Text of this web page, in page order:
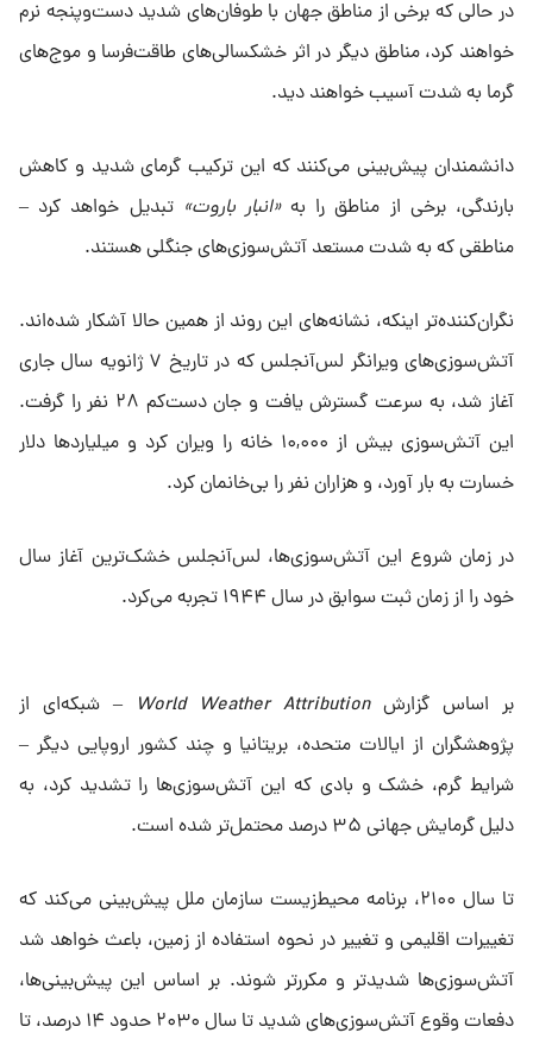
در حالی که برخی از مناطق جهان با طوفان‌های شدید دست‌وپنجه نرم
خواهند کرد، مناطق دیگر در اثر خشکسالی‌های طاقت‌فرسا و موج‌های
گرما به شدت آسیب خواهند دید.
دانشمندان پیش‌بینی می‌کنند که این ترکیب گرمای شدید و کاهش
بارندگی، برخی از مناطق را به«انبار باروت» تبدیل خواهد کرد –
مناطقی که به شدت مستعد آتش‌سوزی‌های جنگلی هستند.
نگران‌کننده‌تر اینکه، نشانه‌های این روند از همین حالا آشکار شده‌اند.
آتش‌سوزی‌های ویرانگر لس‌آنجلس که در تاریخ ۷ ژانویه سال جاری
آغاز شد، به سرعت گسترش یافت و جان دست‌کم ۲۸ نفر را گرفت.
این آتش‌سوزی بیش از ۱۰,۰۰۰ خانه را ویران کرد و میلیاردها دلار
خسارت به بار آورد، و هزاران نفر را بی‌خانمان کرد.
در زمان شروع این آتش‌سوزی‌ها، لس‌آنجلس خشک‌ترین آغاز سال
خود را از زمان ثبت سوابق در سال ۱۹۴۴ تجربه می‌کرد.
بر اساس گزارشWorld Weather Attribution – شبکه‌ای از
پژوهشگران از ایالات متحده، بریتانیا و چند کشور اروپایی دیگر –
شرایط گرم، خشک و بادی که این آتش‌سوزی‌ها را تشدید کرد، به
دلیل گرمایش جهانی ۳۵ درصد محتمل‌تر شده است.
تا سال ۲۱۰۰، برنامه محیط‌زیست سازمان ملل پیش‌بینی می‌کند که
تغییرات اقلیمی و تغییر در نحوه استفاده از زمین، باعث خواهد شد
آتش‌سوزی‌ها شدیدتر و مکررتر شوند. بر اساس این پیش‌بینی‌ها،
دفعات وقوع آتش‌سوزی‌های شدید تا سال ۲۰۳۰ حدود ۱۴ درصد، تا